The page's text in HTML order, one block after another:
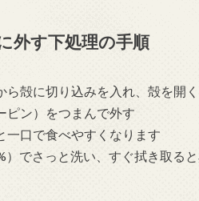
外す下処理の手順
ら殻に切り込みを入れ、殻を開
ピン）をつまんで外す
一口で食べやすくなります
）でさっと洗い、すぐ拭き取る